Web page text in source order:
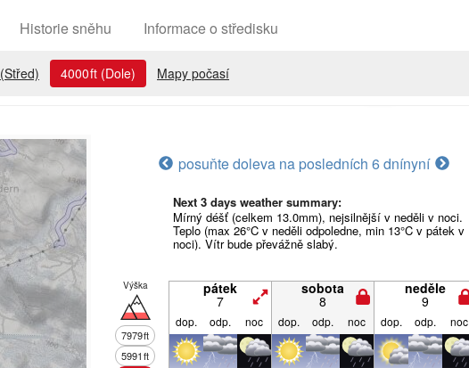
Historie sněhu Informace o středisku
(Střed) 4000ft (Dole) Mapy počasí
posuňte doleva na posledních 6 dnínyní
Next 3 days weather summary:
Mírný déšť (celkem 13.0mm), nejsilnější v neděli v noci.
Teplo (max 26°C v neděli odpoledne, min 13°C v pátek v
noci). Vítr bude převážně slabý.
Výška
7979ft
5991ft
pátek
7
sobota
8
neděle
9
dop. odp. noc dop. odp. noc dop. odp. noc